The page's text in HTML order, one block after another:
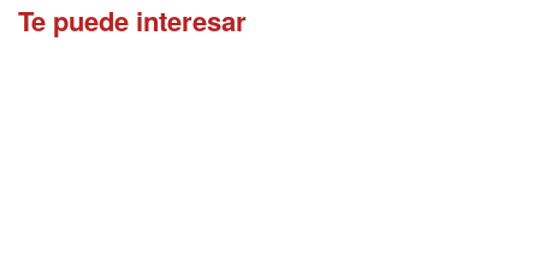
Te puede interesar